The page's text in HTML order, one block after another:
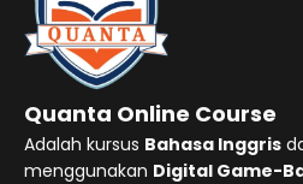
Quanta Online Course
Adalah kursus Bahasa Inggris
menggunakan Digital Game-